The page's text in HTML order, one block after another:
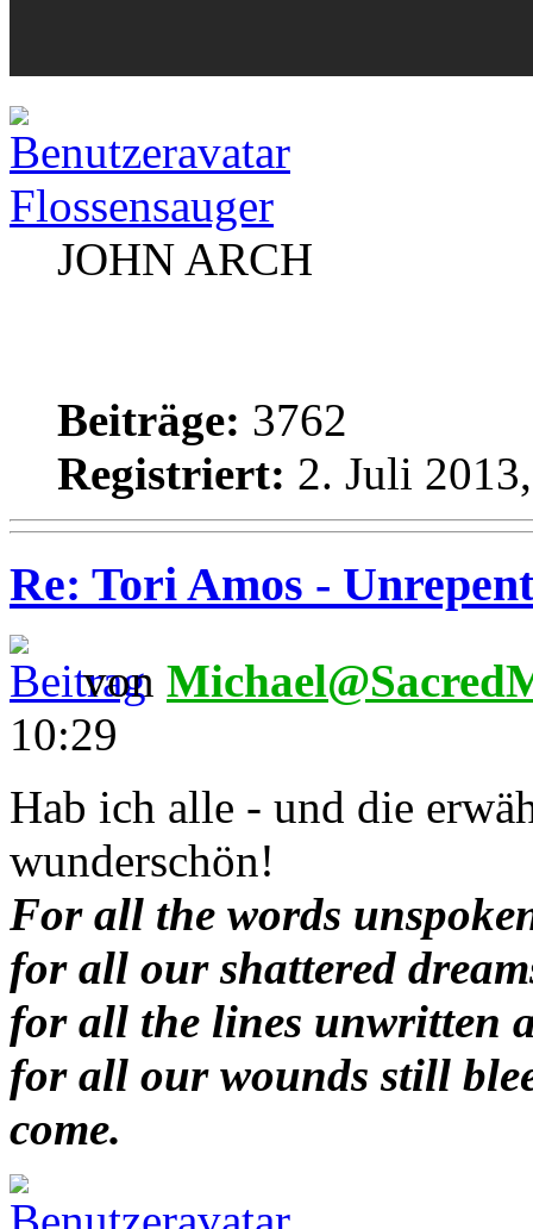
Flossensauger
JOHN ARCH
Beiträge: 3762
Registriert: 2. Juli
Re: Tori Amos -
von
10:29
Hab ich alle - und die
wunderschön!
For all the words
for all our shattered
for all the lines unwritten
for all our wounds still
come.